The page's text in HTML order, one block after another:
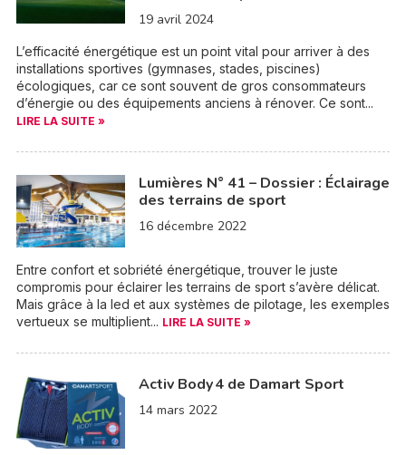
19 avril 2024
L’efficacité énergétique est un point vital pour arriver à des
installations sportives (gymnases, stades, piscines)
écologiques, car ce sont souvent de gros consommateurs
d’énergie ou des équipements anciens à rénover. Ce sont...
LIRE LA SUITE »
Lumières N° 41 – Dossier : Éclairage
des terrains de sport
16 décembre 2022
Entre confort et sobriété énergétique, trouver le juste
compromis pour éclairer les terrains de sport s’avère délicat.
Mais grâce à la led et aux systèmes de pilotage, les exemples
vertueux se multiplient... LIRE LA SUITE »
Activ Body 4 de Damart Sport
14 mars 2022